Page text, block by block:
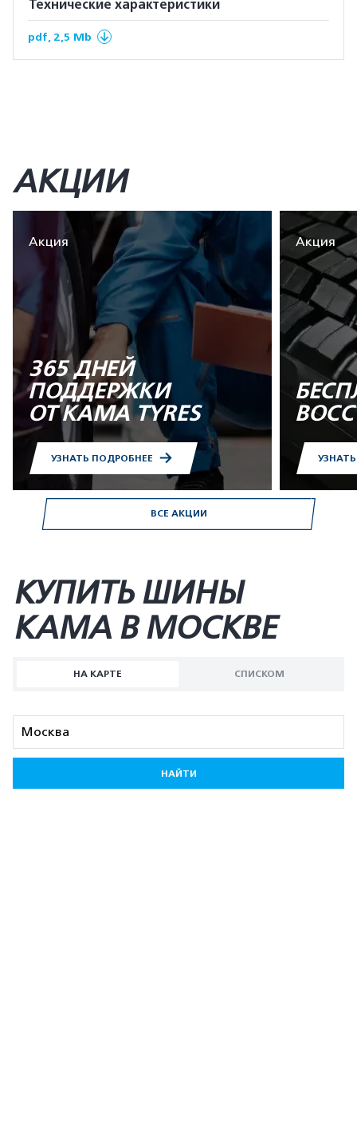
Технические характеристики
pdf, 2,5 Mb
ВСЕ АКЦИИ
АКЦИИ
Акция
365 ДНЕЙ
ПОДДЕРЖКИ
ОТ KAMA TYRES
УЗНАТЬ ПОДРОБНЕЕ
Акция
КУПИТЬ ШИНЫ
KAMA В МОСКВЕ
НА КАРТЕ СПИСКОМ
НАЙТИ